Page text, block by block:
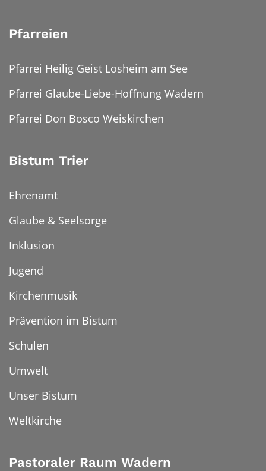
Pfarreien
Pfarrei Heilig Geist Losheim am See
Pfarrei Glaube-Liebe-Hoffnung Wadern
Pfarrei Don Bosco Weiskirchen
Bistum Trier
Ehrenamt
Glaube & Seelsorge
Inklusion
Jugend
Kirchenmusik
Prävention im Bistum
Schulen
Umwelt
Unser Bistum
Weltkirche
Pastoraler Raum Wadern